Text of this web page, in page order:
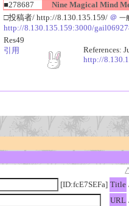
■278687
Nine Magical Mind
□投稿者/ http://8.130.135.159/ ＠ 一
http://8.130.135.159:3000/
Res49
引用
References:
http://
[ID:fcE7SEFa] Title
URL